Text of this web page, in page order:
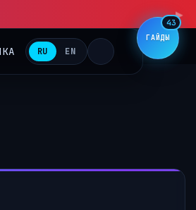
RU EN ГАЙДЫ
43